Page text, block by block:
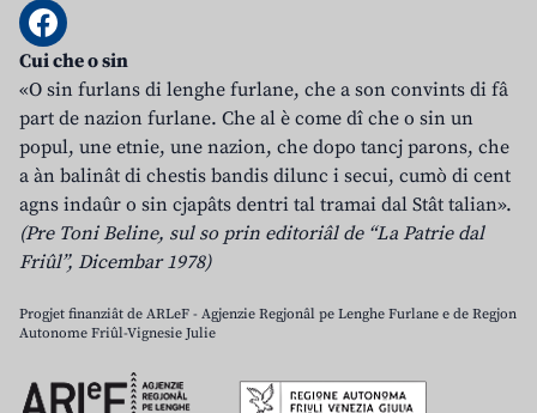
Cui che o sin
«O sin furlans di lenghe furlane, che a son convints di fâ
part de nazion furlane. Che al è come dî che o sin un
popul, une etnie, une nazion, che dopo tancj parons, che
a àn balinât di chestis bandis dilunc i secui, cumò di cent
agns indaûr o sin cjapâts dentri tal tramai dal Stât talian».
(Pre Toni Beline, sul so prin editoriâl de “La Patrie dal
Friûl”, Dicembar 1978)
Progjet finanziât de ARLeF - Agjenzie Regjonâl pe Lenghe Furlane e de Regjon
Autonome Friûl-Vignesie Julie